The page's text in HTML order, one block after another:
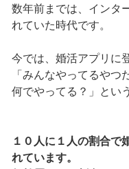
数年前までは、インタ
れていた時代です。
今では、婚活アプリに
「みんなやってるやつ
何でやってる？」とい
１０人に１人の割合で
れています。